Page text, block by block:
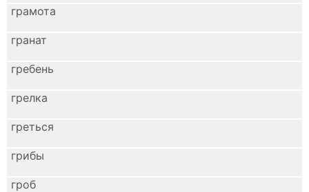
грамота
гранат
гребень
грелка
греться
грибы
гроб